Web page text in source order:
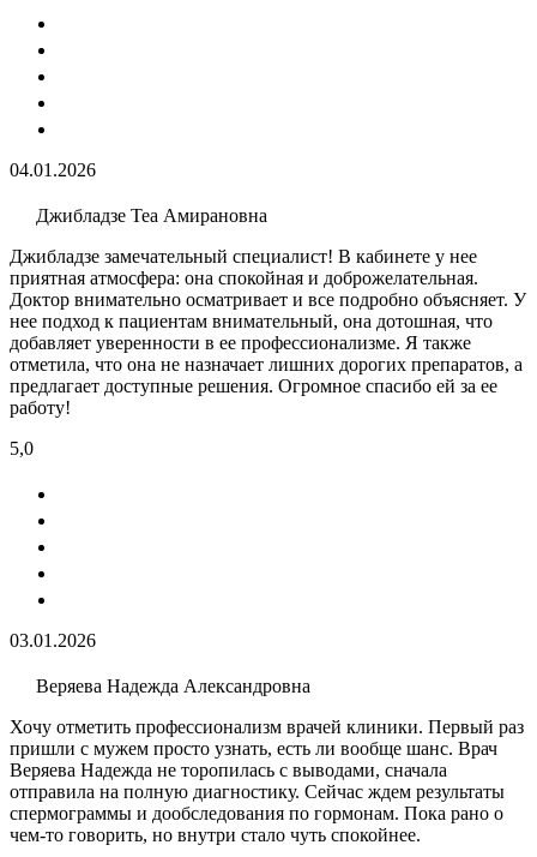
04.01.2026
Джибладзе Теа Амирановна
Джибладзе замечательный специалист! В кабинете у нее
приятная атмосфера: она спокойная и доброжелательная.
Доктор внимательно осматривает и все подробно объясняет. У
нее подход к пациентам внимательный, она дотошная, что
добавляет уверенности в ее профессионализме. Я также
отметила, что она не назначает лишних дорогих препаратов, а
предлагает доступные решения. Огромное спасибо ей за ее
работу!
5,0
03.01.2026
Веряева Надежда Александровна
Хочу отметить профессионализм врачей клиники. Первый раз
пришли с мужем просто узнать, есть ли вообще шанс. Врач
Веряева Надежда не торопилась с выводами, сначала
отправила на полную диагностику. Сейчас ждем результаты
спермограммы и дообследования по гормонам. Пока рано о
чем-то говорить, но внутри стало чуть спокойнее.